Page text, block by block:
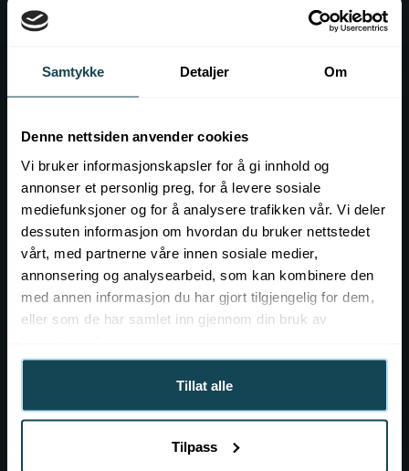
Samtykke Detaljer Om
Denne nettsiden anvender cookies
Vi bruker informasjonskapsler for å gi innhold og
annonser et personlig preg, for å levere sosiale
mediefunksjoner og for å analysere trafikken vår. Vi deler
dessuten informasjon om hvordan du bruker nettstedet
vårt, med partnerne våre innen sosiale medier,
annonsering og analysearbeid, som kan kombinere den
med annen informasjon du har gjort tilgjengelig for dem,
eller som de har samlet inn gjennom din bruk av
Tillat alle
Tilpass
Contact
Job openings
More about KOK
About KOK Norway